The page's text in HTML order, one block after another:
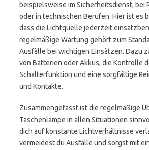
beispielsweise im Sicherheitsdienst, bei
oder in technischen Berufen. Hier ist es
dass die Lichtquelle jederzeit
regelmäßige Wartung gehört zum
Ausfälle bei wichtigen Einsätzen. Dazu
von Batterien oder Akkus, die Kontrolle
Schalterfunktion und eine sorgfältige
und Kontakte.
Zusammengefasst ist die regelmäßige
Taschenlampe in allen Situationen
dich auf konstante Lichtverhältnisse
vermeidest du Ausfälle und sorgst mit